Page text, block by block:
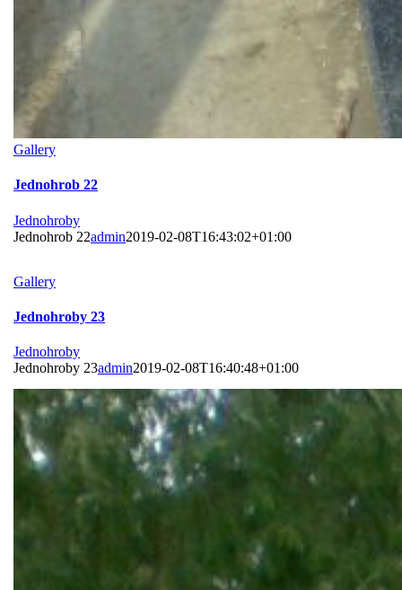
Gallery
Jednohrob 22
Jednohroby
Jednohrob 22admin2019-02-08T16:43:02+01:00
Gallery
Jednohroby 23
Jednohroby
Jednohroby 23admin2019-02-08T16:40:48+01:00